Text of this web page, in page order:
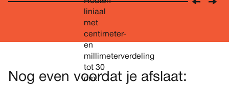
Nog even voordat je afslaat: